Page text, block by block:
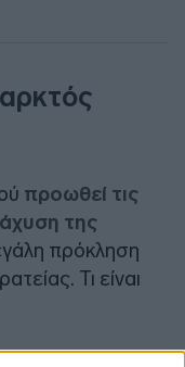
προωθεί τις
της
πρόκληση
Τι είναι